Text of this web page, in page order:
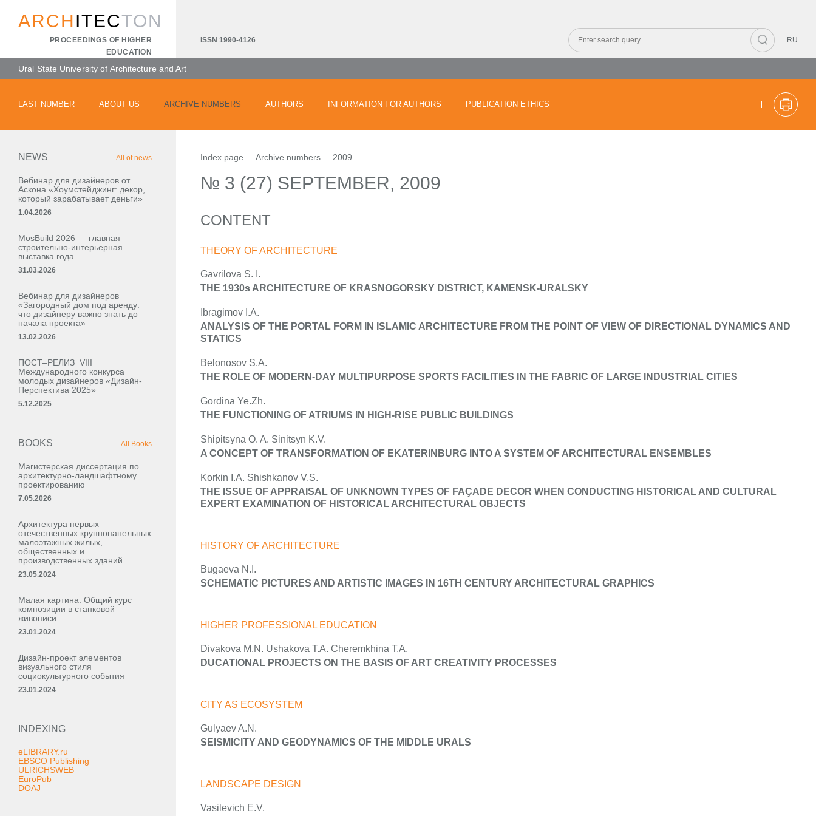
ARCHITECTON
PROCEEDINGS OF HIGHER
EDUCATION
ISSN 1990-4126 RU
Ural State University of Architecture and Art
LAST NUMBER ABOUT US ARCHIVE NUMBERS AUTHORS INFORMATION FOR AUTHORS PUBLICATION ETHICS
NEWS All of news
Вебинар для дизайнеров от
Аскона «Хоумстейджинг: декор,
который зарабатывает деньги»
1.04.2026
MosBuild 2026 — главная
строительно-интерьерная
выставка года
31.03.2026
Вебинар для дизайнеров
«Загородный дом под аренду:
что дизайнеру важно знать до
начала проекта»
13.02.2026
ПОСТ–РЕЛИЗ VIII
Международного конкурса
молодых дизайнеров «Дизайн-
Перспектива 2025»
5.12.2025
BOOKS All Books
Магистерская диссертация по
архитектурно-ландшафтному
проектированию
7.05.2026
Архитектура первых
отечественных крупнопанельных
малоэтажных жилых,
общественных и
производственных зданий
23.05.2024
Малая картина. Общий курс
композиции в станковой
живописи
23.01.2024
Дизайн-проект элементов
визуального стиля
социокультурного события
23.01.2024
INDEXING
eLIBRARY.ru
EBSCO Publishing
ULRICHSWEB
EuroPub
DOAJ
Index page Archive numbers 2009
№ 3 (27) SEPTEMBER, 2009
CONTENT
THEORY OF ARCHITECTURE
Gavrilova S. I.
THE 1930s ARCHITECTURE OF KRASNOGORSKY DISTRICT, KAMENSK-URALSKY
Ibragimov I.A.
ANALYSIS OF THE PORTAL FORM IN ISLAMIC ARCHITECTURE FROM THE POINT OF VIEW OF DIRECTIONAL DYNAMICS AND
STATICS
Belonosov S.A.
THE ROLE OF MODERN-DAY MULTIPURPOSE SPORTS FACILITIES IN THE FABRIC OF LARGE INDUSTRIAL CITIES
Gordina Ye.Zh.
THE FUNCTIONING OF ATRIUMS IN HIGH-RISE PUBLIC BUILDINGS
Shipitsyna O. A. Sinitsyn K.V.
A CONCEPT OF TRANSFORMATION OF EKATERINBURG INTO A SYSTEM OF ARCHITECTURAL ENSEMBLES
Korkin I.A. Shishkanov V.S.
THE ISSUE OF APPRAISAL OF UNKNOWN TYPES OF FAÇADE DECOR WHEN CONDUCTING HISTORICAL AND CULTURAL
EXPERT EXAMINATION OF HISTORICAL ARCHITECTURAL OBJECTS
HISTORY OF ARCHITECTURE
Bugaeva N.I.
SCHEMATIC PICTURES AND ARTISTIC IMAGES IN 16TH CENTURY ARCHITECTURAL GRAPHICS
HIGHER PROFESSIONAL EDUCATION
Divakova M.N. Ushakova T.A. Cheremkhina T.A.
DUCATIONAL PROJECTS ON THE BASIS OF ART CREATIVITY PROCESSES
CITY AS ECOSYSTEM
Gulyaev A.N.
SEISMICITY AND GEODYNAMICS OF THE MIDDLE URALS
LANDSCAPE DESIGN
Vasilevich E.V.